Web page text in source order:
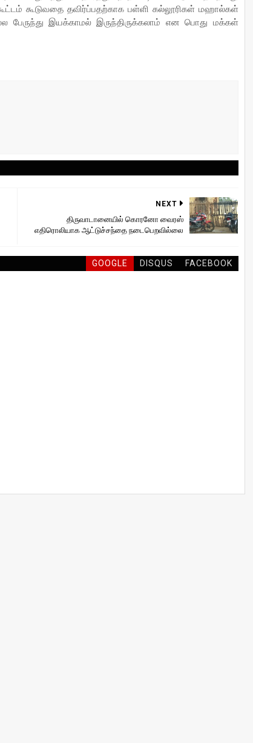
கூடுவதை தவிர்ப்பதற்காக பள்ளி கல்லூரிகள் மஹால்கள்
பேருந்து இயக்காமல் இருந்திருக்கலாம் என பொது மக்கள்
NEXT
திருவாடானையில் கொரனோ வைரஸ்
எதிரொலியாக ஆட்டுச்சந்தை நடைபெறவில்லை
GOOGLE DISQUS FACEBOOK